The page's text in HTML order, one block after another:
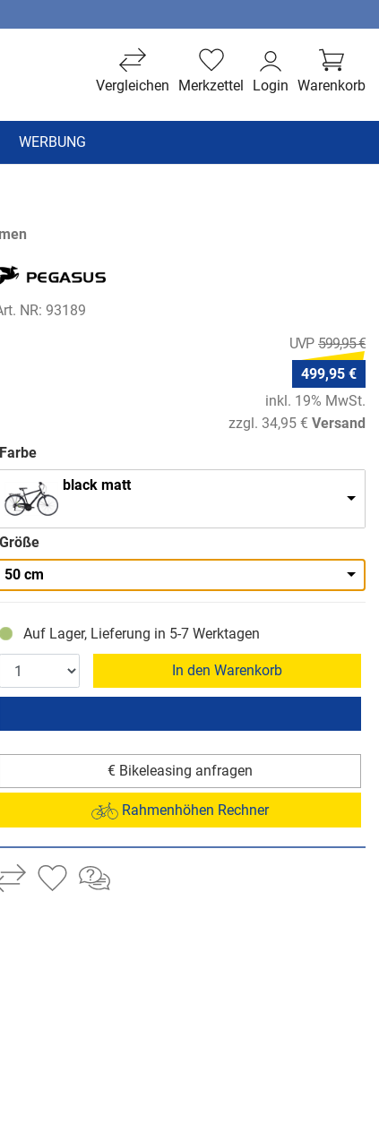
Warenkorb
Login
Merkzettel
Vergleichen
WERBUNG
NR: 93189
599,95 €
499,95 €
inkl. 19% MwSt.
zzgl. 34,95 € Versand
Farbe
black matt
Größe
50 cm
Auf Lager, Lieferung in 5-7 Werktagen
In den Warenkorb
€ Bikeleasing anfragen
Rahmenhöhen Rechner